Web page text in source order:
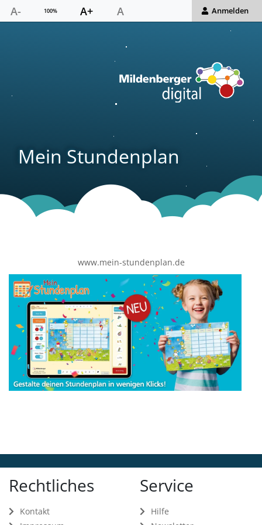
A- 100% A+ A Anmelden
Mein Stundenplan
www.mein-stundenplan.de
Rechtliches
Kontakt
Service
Hilfe